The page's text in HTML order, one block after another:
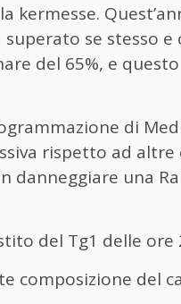
kermesse.
superato se stesso e
del 65%, e
di
rispetto ad altre
danneggiare una
del Tg1 delle ore
composizione del